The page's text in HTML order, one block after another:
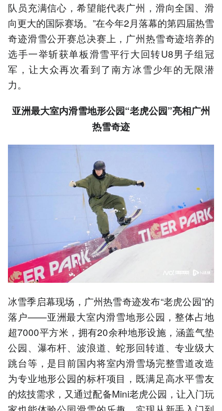
队员充满信心，希望能代表广州，滑向全国、滑
向更大的国际赛场。”在今年2月落幕的第四届热雪
奇迹滑雪公开赛总决赛上，广州热雪奇迹培养的
选手一举斩获单板滑雪平行大回转U8男子组冠
军，让大众再次看到了南方冰雪少年的无限潜
力。
亚洲最大室内滑雪地形公园“老虎公园”亮相广州
热雪奇迹
冰雪季启幕现场，广州热雪奇迹发布“老虎公园”的
落户——亚洲最大室内滑雪地形公园，整体占地
超7000平方米，拥有20余种地形设施，涵盖气垫
公园、瀑布杆、波浪道、蛇形回转道、专业级大
跳台等，是目前国内将室内滑雪场完整雪道改造
为专业地形公园的标杆项目，既满足高水平雪友
的炫技需求，又通过配备Mini老虎公园，让入门玩